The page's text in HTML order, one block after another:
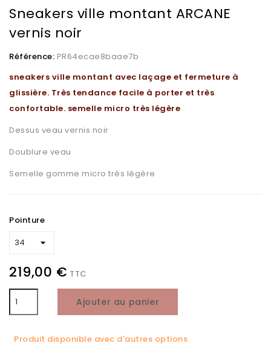
Sneakers ville montant ARCANE
vernis noir
Référence: PR64ecae8baae7b
sneakers ville montant avec laçage et fermeture à
glissière. Très tendance facile à porter et très
confortable. semelle micro très légère
Dessus veau vernis noir
Doublure veau
Semelle gomme micro très légère
Pointure
219,00 € TTC
Ajouter au panier
Produit disponible avec d'autres options